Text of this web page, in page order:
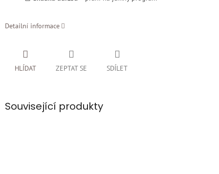
Detailní informace
ZEPTAT SE
HLÍDAT SDÍLET
Související produkty